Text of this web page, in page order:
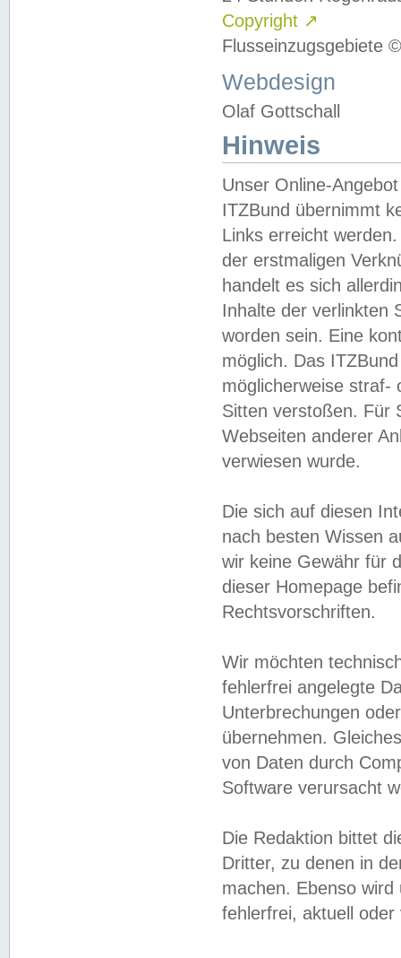
Copyright ↗
Flusseinzugsgebiete
Webdesign
Olaf Gottschall
Hinweis
Unser Online-
ITZBund übernimmt
Links erreicht
der erstmaligen
handelt es sich
Inhalte der verlinkten
worden sein. Eine
möglich. Das
möglicherweise straf-
Sitten verstoßen. Für
Webseiten anderer
verwiesen wurde.
Die sich auf diesen
nach besten Wissen
wir keine Gewähr für
dieser Homepage
Rechtsvorschriften.
Wir möchten
fehlerfrei angelegte
Unterbrechungen
übernehmen.
von Daten durch
Software verursacht
Die Redaktion bittet
Dritter, zu denen in
machen. Ebenso
fehlerfrei, aktuell oder